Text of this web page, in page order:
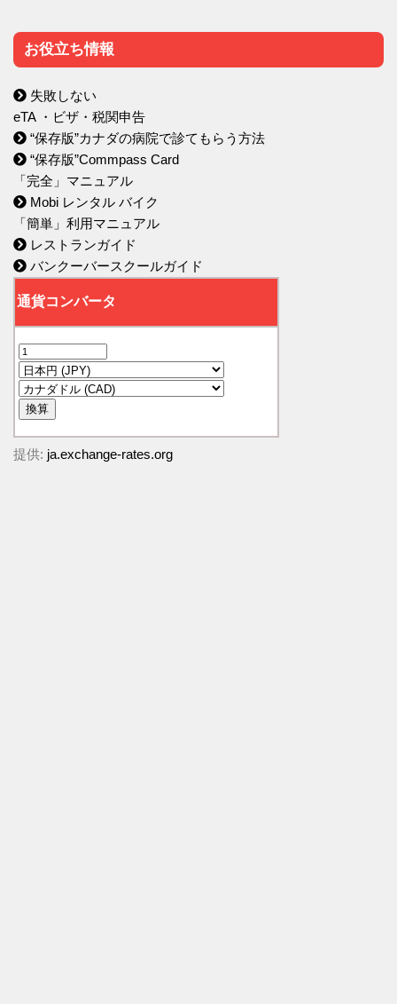
お役立ち情報
失敗しない
eTA ・ビザ・税関申告
“保存版”カナダの病院で診てもらう方法
“保存版”Commpass Card
「完全」マニュアル
Mobi レンタル バイク
「簡単」利用マニュアル
レストランガイド
バンクーバースクールガイド
提供: ja.exchange-rates.org